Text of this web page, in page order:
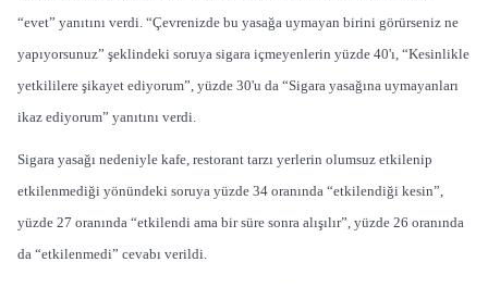
“evet” yanıtını verdi. “Çevrenizde bu yasağa uymayan birini görürseniz ne
yapıyorsunuz” şeklindeki soruya sigara içmeyenlerin yüzde 40'ı, “Kesinlikle
yetkililere şikayet ediyorum”, yüzde 30'u da “Sigara yasağına uymayanları
ikaz ediyorum” yanıtını verdi.
Sigara yasağı nedeniyle kafe, restorant tarzı yerlerin olumsuz etkilenip
etkilenmediği yönündeki soruya yüzde 34 oranında “etkilendiği kesin”,
yüzde 27 oranında “etkilendi ama bir süre sonra alışılır”, yüzde 26 oranında
da “etkilenmedi” cevabı verildi.